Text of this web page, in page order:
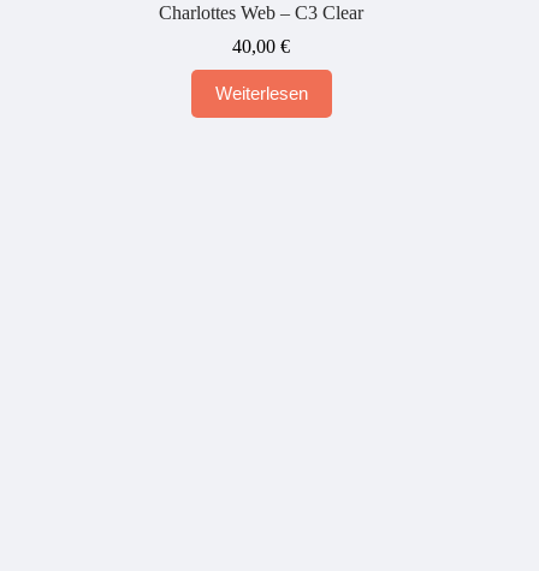
Charlottes Web – C3 Clear
40,00€
Weiterlesen